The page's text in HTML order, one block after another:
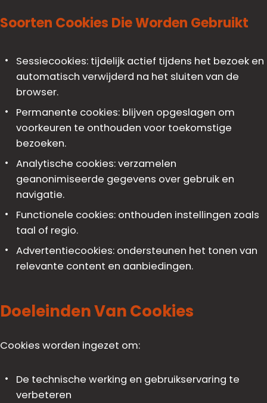
Soorten Cookies Die Worden Gebruikt
Sessiecookies: tijdelijk actief tijdens het bezoek en
automatisch verwijderd na het sluiten van de
browser.
Permanente cookies: blijven opgeslagen om
voorkeuren te onthouden voor toekomstige
bezoeken.
Analytische cookies: verzamelen
geanonimiseerde gegevens over gebruik en
navigatie.
Functionele cookies: onthouden instellingen zoals
taal of regio.
Advertentiecookies: ondersteunen het tonen van
relevante content en aanbiedingen.
Doeleinden Van Cookies
Cookies worden ingezet om:
De technische werking en gebruikservaring te
verbeteren